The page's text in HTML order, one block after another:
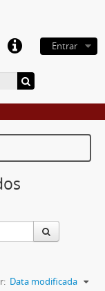
Entrar
Data modificada